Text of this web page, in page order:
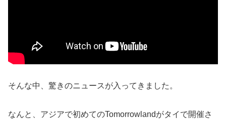
そんな中、驚きのニュースが入ってきました。
なんと、アジアで初めてのTomorrowlandがタイで開催さ